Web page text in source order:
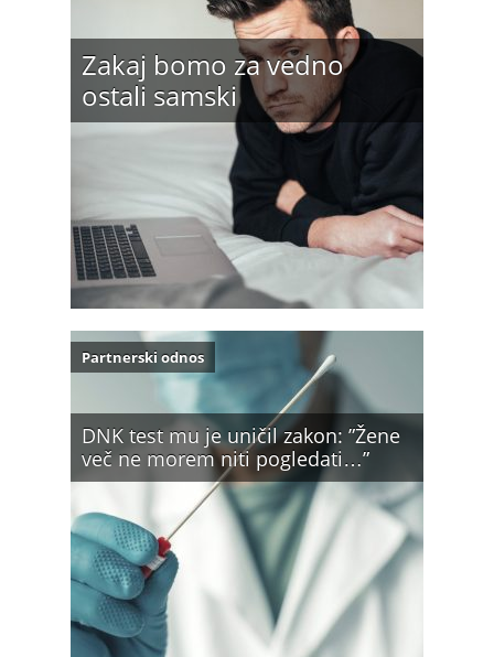
Zakaj bomo za vedno
ostali samski
DNK test mu je uničil zakon: ”Žene
več ne morem niti pogledati…”
Partnerski odnos